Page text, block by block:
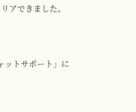
アできました。
ットサポート」に